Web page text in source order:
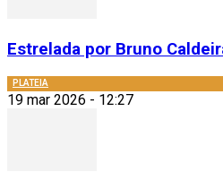
Estrelada por Bruno
PLATEIA
19 mar 2026 - 12:27